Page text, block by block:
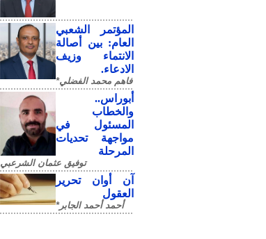
المؤتمر الشعبي
العام: بين أصالة
الانتماء وزيف
الادعاء.
فاهم محمد الفضلي*
أبوراس..
والخطاب
المسئول في
مواجهة تحديات
المرحلة
توفيق عثمان الشرعبي
آن أوان تحرير
العقول
أحمد أحمد الجابر*